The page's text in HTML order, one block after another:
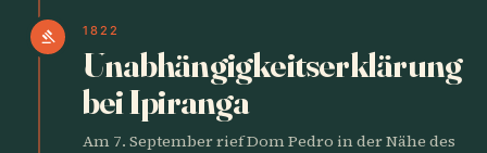
gavel 1822
Unabhängigkeitserklärung
bei Ipiranga
Am 7. September rief Dom Pedro in der Nähe des